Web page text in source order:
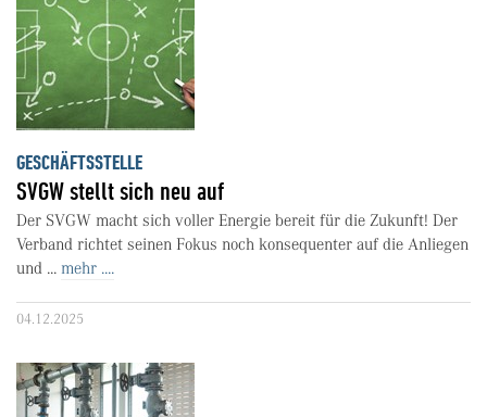
GESCHÄFTSSTELLE
SVGW stellt sich neu auf
Der SVGW macht sich voller Energie bereit für die Zukunft! Der
Verband richtet seinen Fokus noch konsequenter auf die Anliegen
und ... mehr ....
04.12.2025